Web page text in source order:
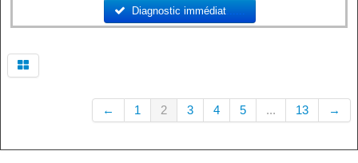
Diagnostic immédiat......
← 1 2 3 4 5 ... 13 →